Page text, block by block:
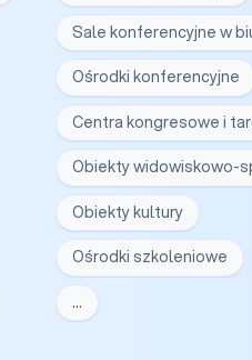
Sale konferencyjne w
Ośrodki konferencyjne
Centra kongresowe i
Obiekty widowiskowo-
Obiekty kultury
Ośrodki szkoleniowe
…